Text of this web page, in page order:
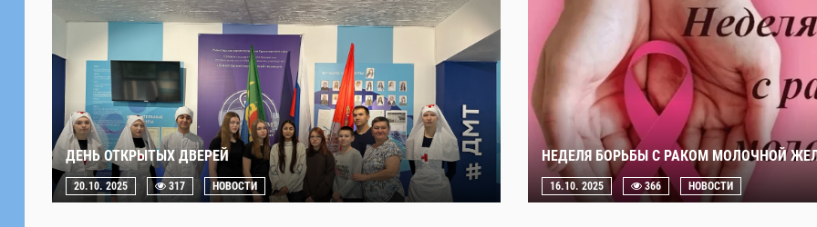
ДЕНЬ ОТКРЫТЫХ ДВЕРЕЙ
20.10. 2025 317 НОВОСТИ
НЕДЕЛЯ БОРЬБЫ С РАКОМ МОЛОЧНОЙ
16.10. 2025 366 НОВОСТИ